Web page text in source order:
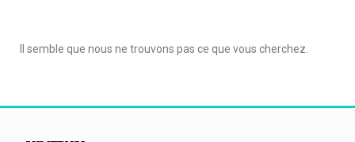
Il semble que nous ne trouvons pas ce que vous cherchez.